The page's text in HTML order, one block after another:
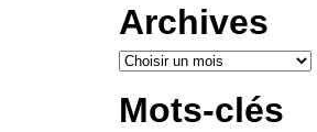
Archives
Mots-clés